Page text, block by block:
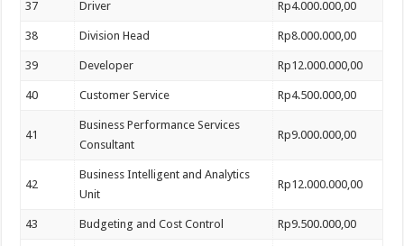
37 Driver Rp4.000.000,00
38 Division Head Rp8.000.000,00
39 Developer Rp12.000.000,00
40 Customer Service Rp4.500.000,00
41
Business Performance Services
Consultant
Rp9.000.000,00
42
Business Intelligent and Analytics
Unit
Rp12.000.000,00
43 Budgeting and Cost Control Rp9.500.000,00